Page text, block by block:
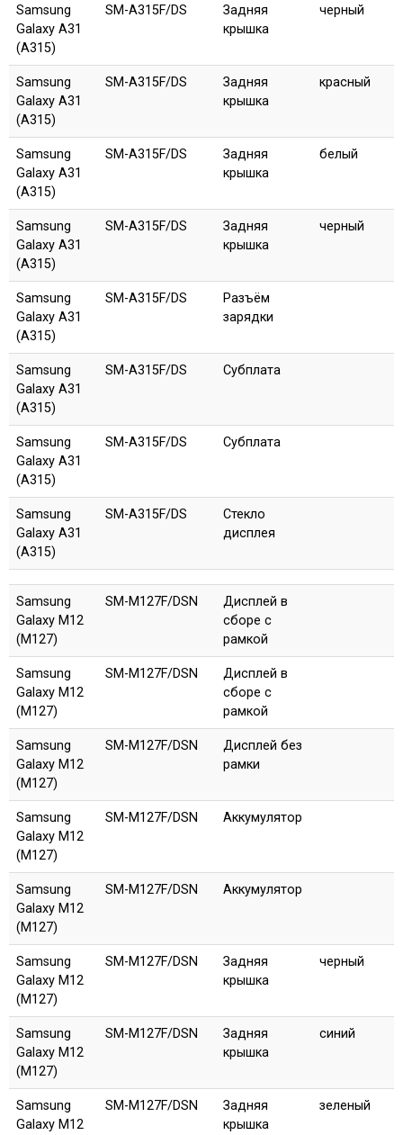
Samsung
Galaxy A31
(A315)
SM-A315F/DS
Задняя
крышка
черный
Samsung
Galaxy A31
(A315)
SM-A315F/DS
Задняя
крышка
красный
Samsung
Galaxy A31
(A315)
SM-A315F/DS
Задняя
крышка
белый
Samsung
Galaxy A31
(A315)
SM-A315F/DS
Задняя
крышка
черный
Samsung
Galaxy A31
(A315)
SM-A315F/DS
Разъём
зарядки
Samsung
Galaxy A31
(A315)
SM-A315F/DS Субплата
Samsung
Galaxy A31
(A315)
SM-A315F/DS Субплата
Samsung
Galaxy A31
(A315)
SM-A315F/DS
Стекло
дисплея
Samsung
Galaxy M12
(M127)
SM-M127F/DSN
Дисплей в
сборе с
рамкой
Samsung
Galaxy M12
(M127)
SM-M127F/DSN
Дисплей в
сборе с
рамкой
Samsung
Galaxy M12
(M127)
SM-M127F/DSN
Дисплей без
рамки
Samsung
Galaxy M12
(M127)
SM-M127F/DSN Аккумулятор
Samsung
Galaxy M12
(M127)
SM-M127F/DSN Аккумулятор
Samsung
Galaxy M12
(M127)
SM-M127F/DSN
Задняя
крышка
черный
Samsung
Galaxy M12
(M127)
SM-M127F/DSN
Задняя
крышка
синий
Samsung
Galaxy M12
SM-M127F/DSN
Задняя
крышка
зеленый